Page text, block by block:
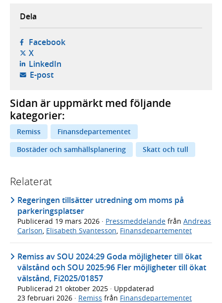
Dela
Facebook- öppnas i ny flik, extern webbplats,
X- öppnas i ny flik, extern webbplats,
LinkedIn- öppnas i ny flik, extern webbplats,
E-post- öppnar din e-postklient,
Sidan är uppmärkt med följande
kategorier:
Remiss
Finansdepartementet
Bostäder och samhällsplanering
Skatt och tull
Relaterat
Regeringen tillsätter utredning om moms på
parkeringsplatser
Publicerad 19 mars 2026 · Pressmeddelande från Andreas
Carlson, Elisabeth Svantesson, Finansdepartementet
Remiss av SOU 2024:29 Goda möjligheter till ökat
välstånd och SOU 2025:96 Fler möjligheter till ökat
välstånd, Fi2025/01857
Publicerad 21 oktober 2025 · Uppdaterad
23 februari 2026 · Remiss från Finansdepartementet